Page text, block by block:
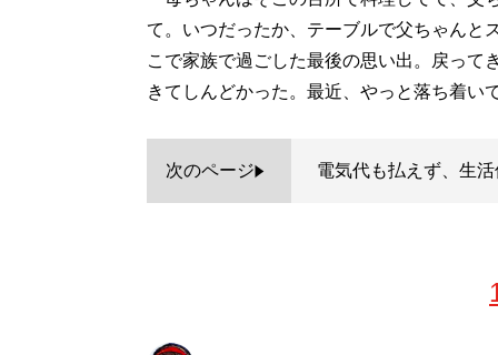
て。いつだったか、テーブルで父ちゃんと
こで家族で過ごした最後の思い出。戻って
きてしんどかった。最近、やっと落ち着い
次のページ 電気代も払えず、生